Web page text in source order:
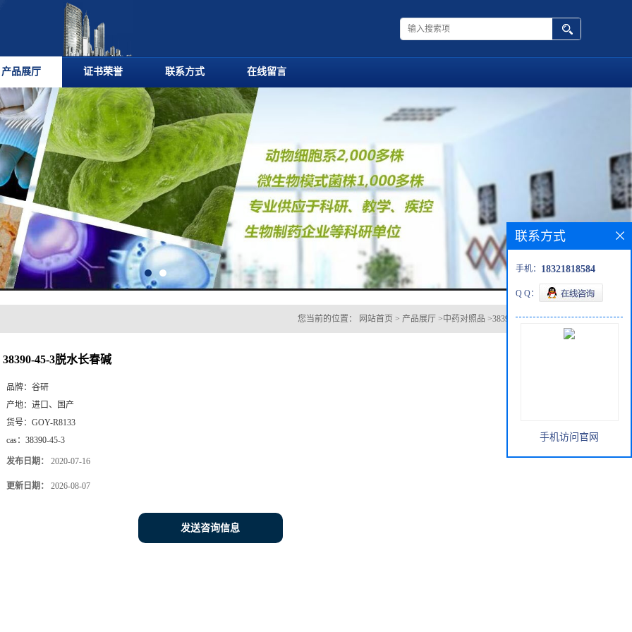
产品展厅 证书荣誉 联系方式 在线留言
您当前的位置： 网站首页 > 产品展厅 >中药对照品 >38390-45-3脱水长春碱
38390-45-3脱水长春碱
品牌： 谷研
产地： 进口、国产
货号： GOY-R8133
cas： 38390-45-3
发布日期： 2020-07-16
更新日期： 2026-08-07
发送咨询信息
联系方式
手机： 18321818584
Q Q：
手机访问官网